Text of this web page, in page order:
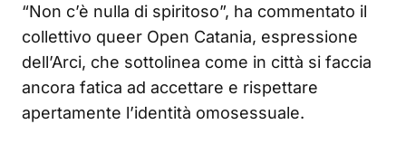
“Non c’è nulla di spiritoso”, ha commentato il
collettivo queer Open Catania, espressione
dell’Arci, che sottolinea come in città si faccia
ancora fatica ad accettare e rispettare
apertamente l’identità omosessuale.